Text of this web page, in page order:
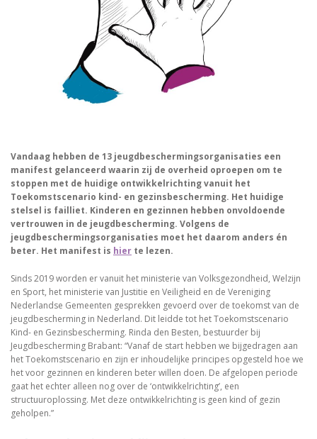
Vandaag hebben de 13 jeugdbeschermingsorganisaties een
manifest gelanceerd waarin zij de overheid oproepen om te
stoppen met de huidige ontwikkelrichting vanuit het
Toekomstscenario kind- en gezinsbescherming. Het huidige
stelsel is failliet. Kinderen en gezinnen hebben onvoldoende
vertrouwen in de jeugdbescherming. Volgens de
jeugdbeschermingsorganisaties moet het daarom anders én
beter. Het manifest is hier te lezen.
Sinds 2019 worden er vanuit het ministerie van Volksgezondheid, Welzijn
en Sport, het ministerie van Justitie en Veiligheid en de Vereniging
Nederlandse Gemeenten gesprekken gevoerd over de toekomst van de
jeugdbescherming in Nederland. Dit leidde tot het Toekomstscenario
Kind- en Gezinsbescherming. Rinda den Besten, bestuurder bij
Jeugdbescherming Brabant: “Vanaf de start hebben we bijgedragen aan
het Toekomstscenario en zijn er inhoudelijke principes opgesteld hoe we
het voor gezinnen en kinderen beter willen doen. De afgelopen periode
gaat het echter alleen nog over de ‘ontwikkelrichting’, een
structuuroplossing. Met deze ontwikkelrichting is geen kind of gezin
geholpen.”